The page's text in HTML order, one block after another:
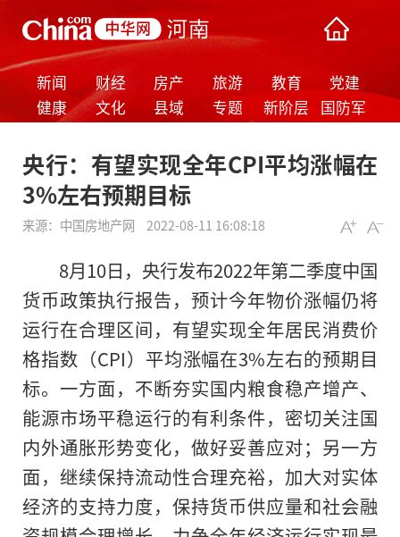
新闻 财经 房产 旅游 教育
党建
健康
文化 县域 专题 新阶层
国防军
央行：有望实现全年CPI平均涨幅在
3%左右预期目标
来源： 中国房地产网 2022-08-11 16:08:18
8月10日，央行发布2022年第二季度中国
货币政策执行报告，预计今年物价涨幅仍将
运行在合理区间，有望实现全年居民消费价
格指数（CPI）平均涨幅在3%左右的预期目
标。一方面，不断夯实国内粮食稳产增产、
能源市场平稳运行的有利条件，密切关注国
内外通胀形势变化，做好妥善应对；另一方
面，继续保持流动性合理充裕，加大对实体
经济的支持力度，保持货币供应量和社会融